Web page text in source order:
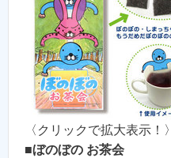
〈クリックで拡大表示！〉
■ぼのぼの お茶会